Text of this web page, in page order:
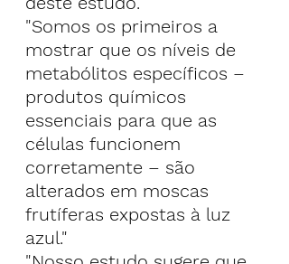
"Somos os primeiros a
mostrar que os níveis de
metabólitos específicos –
produtos químicos
essenciais para que as
células funcionem
corretamente – são
alterados em moscas
frutíferas expostas à luz
azul."